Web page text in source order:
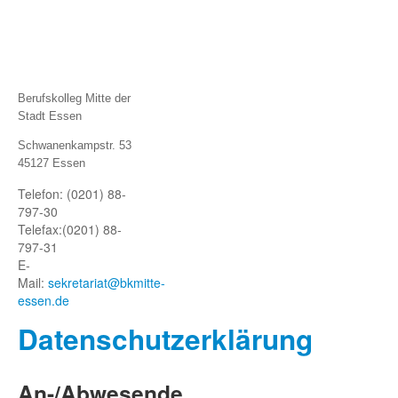
Berufskolleg Mitte der
Stadt Essen
Schwanenkampstr. 53
45127 Essen
Telefon: (0201) 88-
797-30
Telefax:(0201) 88-
797-31
E-
Mail: sekretariat@bkmitte-
essen.de
Datenschutzerklärung